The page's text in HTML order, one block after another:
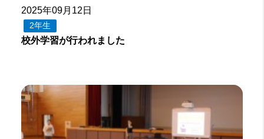
2025年09月12日
2年生
校外学習が行われました